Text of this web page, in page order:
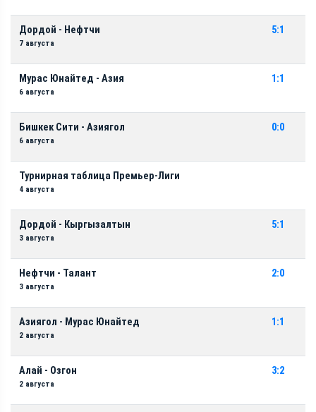
Дордой - Нефтчи
7 августа
5:1
Мурас Юнайтед - Азия
6 августа
1:1
Бишкек Сити - Азиягол
6 августа
0:0
Турнирная таблица Премьер-Лиги
4 августа
Дордой - Кыргызалтын
3 августа
5:1
Нефтчи - Талант
3 августа
2:0
Азиягол - Мурас Юнайтед
2 августа
1:1
Алай - Озгон
2 августа
3:2